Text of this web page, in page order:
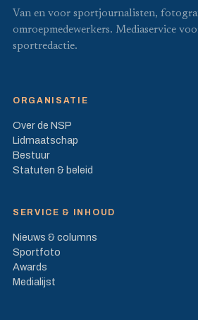
Van en voor sportjournalisten,
omroepmedewerkers. Mediaservice
sportredactie.
ORGANISATIE
Over de NSP
Lidmaatschap
Bestuur
Statuten & beleid
SERVICE & INHOUD
Nieuws & columns
Sportfoto
Awards
Medialijst